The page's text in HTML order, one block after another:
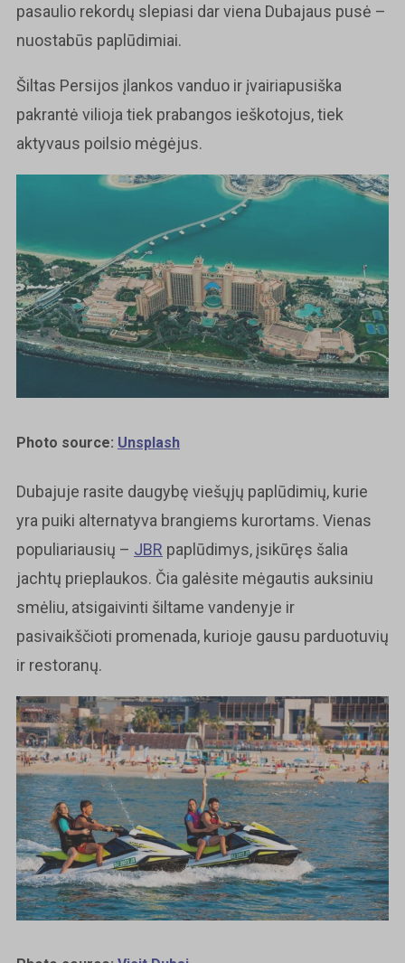
pasaulio rekordų slepiasi dar viena Dubajaus pusė –
nuostabūs paplūdimiai.
Šiltas Persijos įlankos vanduo ir įvairiapusiška
pakrantė vilioja tiek prabangos ieškotojus, tiek
aktyvaus poilsio mėgėjus.
Photo source: Unsplash
Dubajuje rasite daugybę viešųjų paplūdimių, kurie
yra puiki alternatyva brangiems kurortams. Vienas
populiariausių – JBR paplūdimys, įsikūręs šalia
jachtų prieplaukos. Čia galėsite mėgautis auksiniu
smėliu, atsigaivinti šiltame vandenyje ir
pasivaikščioti promenada, kurioje gausu parduotuvių
ir restoranų.